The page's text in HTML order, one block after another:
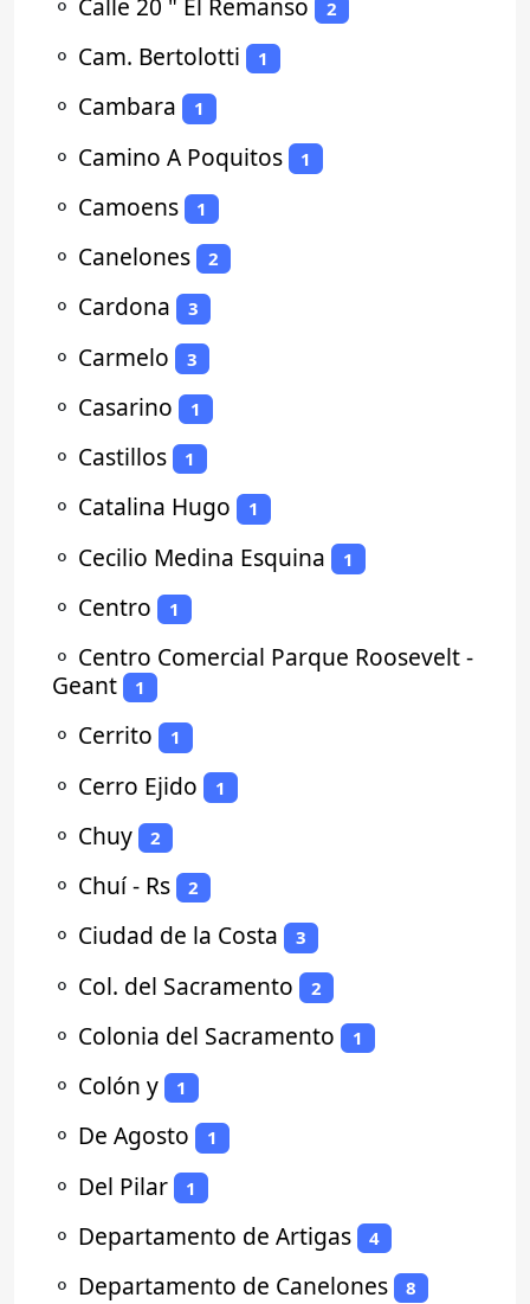
2
⚬ Cam. Bertolotti 1
⚬ Cambara 1
⚬ Camino A Poquitos 1
⚬ Camoens 1
⚬ Canelones 2
⚬ Cardona 3
⚬ Carmelo 3
⚬ Casarino 1
⚬ Castillos 1
⚬ Catalina Hugo 1
⚬ Cecilio Medina Esquina 1
⚬ Centro 1
⚬ Centro Comercial Parque Roosevelt -
Geant
1
⚬ Cerrito 1
⚬ Cerro Ejido 1
⚬ Chuy 2
⚬ Chuí - Rs 2
⚬ Ciudad de la Costa 3
⚬ Col. del Sacramento 2
⚬ Colonia del Sacramento 1
⚬ Colón y 1
⚬ De Agosto 1
⚬ Del Pilar 1
⚬ Departamento de Artigas 4
⚬ Departamento de Canelones 8